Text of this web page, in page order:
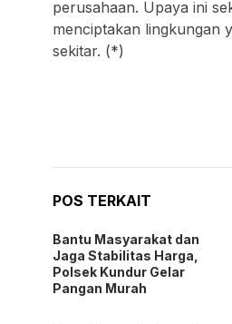
perusahaan. Upaya ini
menciptakan lingkungan
sekitar. (*)
POS TERKAIT
Bantu Masyarakat dan
Jaga Stabilitas Harga,
Polsek Kundur Gelar
Pangan Murah